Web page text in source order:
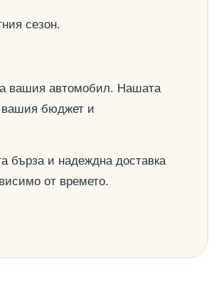
сезон.
вашия автомобил. Нашата
вашия бюджет и
бърза и надеждна доставка
от времето.